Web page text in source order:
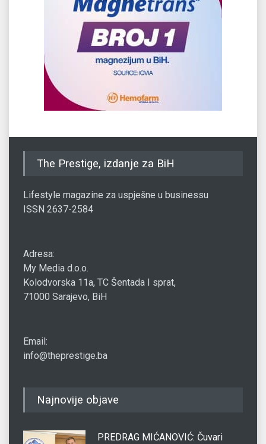
The Prestige, izdanje za BiH
Lifestyle magazine za uspješne u businessu
ISSN 2637-2584
Adresa:
My Media d.o.o.
Kolodvorska 11a, TC Šentada I sprat,
71000 Sarajevo, BiH
Email:
info@theprestige.ba
Najnovije objave
PREDRAG MIĆANOVIĆ: Čuvari